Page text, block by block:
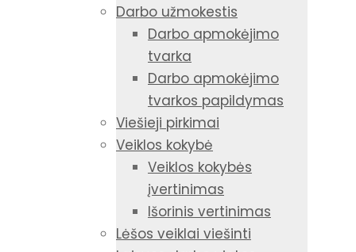
Darbo užmokestis
Darbo apmokėjimo
tvarka
Darbo apmokėjimo
tvarkos papildymas
Viešieji pirkimai
Veiklos kokybė
Veiklos kokybės
įvertinimas
Išorinis vertinimas
Lėšos veiklai viešinti